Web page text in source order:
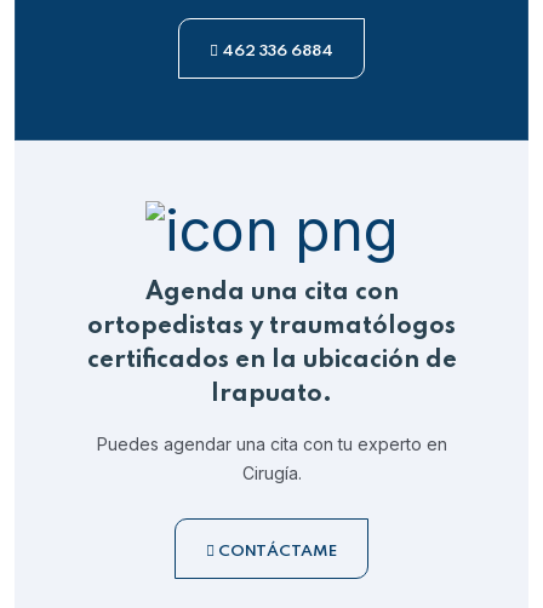
462 336 6884
Agenda una cita con
ortopedistas y traumatólogos
certificados en la ubicación de
Irapuato.
Puedes agendar una cita con tu experto en
Cirugía.
CONTÁCTAME